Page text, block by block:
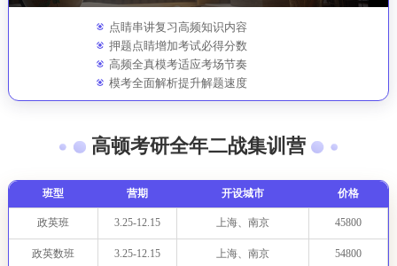
点睛串讲复习高频知识内容
押题点睛增加考试必得分数
高频全真模考适应考场节奏
模考全面解析提升解题速度
高顿考研全年二战集训营
班型 营期 开设城市 价格
政英班 3.25-12.15 上海、南京 45800
政英数班 3.25-12.15 上海、南京 54800